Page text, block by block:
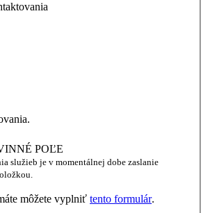
POĽE
služieb je v momentálnej dobe zaslanie
môžete vyplniť tento formulár.